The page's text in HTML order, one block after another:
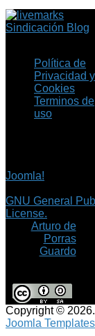
Sindicación Blog
Política de
Privacidad y
Cookies
Terminos de
uso
Joomla!
GNU General
License.
Arturo de
Porras
Guardo
Copyright ©
Joomla